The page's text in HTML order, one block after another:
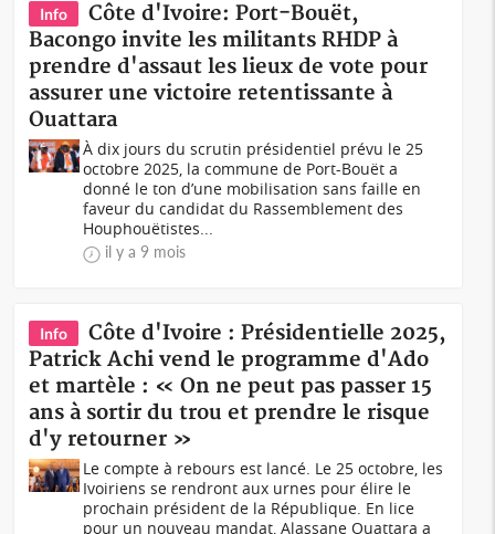
Info
Côte d'Ivoire: Port-Bouët,
Bacongo invite les militants RHDP à
prendre d'assaut les lieux de vote pour
assurer une victoire retentissante à
Ouattara
À dix jours du scrutin présidentiel prévu le 25
octobre 2025, la commune de Port-Bouët a
donné le ton d’une mobilisation sans faille en
faveur du candidat du Rassemblement des
Houphouëtistes...
il y a 9 mois
Info
Côte d'Ivoire : Présidentielle 2025,
Patrick Achi vend le programme d'Ado
et martèle : « On ne peut pas passer 15
ans à sortir du trou et prendre le risque
d'y retourner »
Le compte à rebours est lancé. Le 25 octobre, les
Ivoiriens se rendront aux urnes pour élire le
prochain président de la République. En lice
pour un nouveau mandat, Alassane Ouattara a